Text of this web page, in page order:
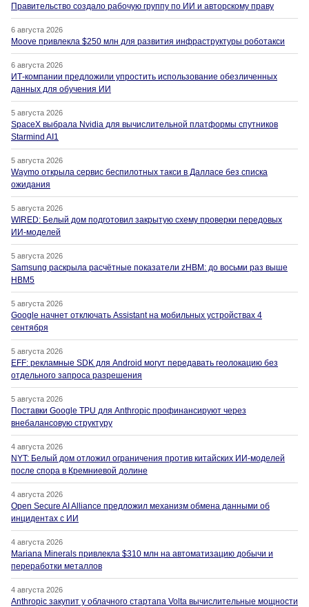
Правительство создало рабочую группу по ИИ и авторскому праву
6 августа 2026
Moove привлекла $250 млн для развития инфраструктуры роботакси
6 августа 2026
ИТ-компании предложили упростить использование обезличенных
данных для обучения ИИ
5 августа 2026
SpaceX выбрала Nvidia для вычислительной платформы спутников
Starmind AI1
5 августа 2026
Waymo открыла сервис беспилотных такси в Далласе без списка
ожидания
5 августа 2026
WIRED: Белый дом подготовил закрытую схему проверки передовых
ИИ-моделей
5 августа 2026
Samsung раскрыла расчётные показатели zHBM: до восьми раз выше
HBM5
5 августа 2026
Google начнет отключать Assistant на мобильных устройствах 4
сентября
5 августа 2026
EFF: рекламные SDK для Android могут передавать геолокацию без
отдельного запроса разрешения
5 августа 2026
Поставки Google TPU для Anthropic профинансируют через
внебалансовую структуру
4 августа 2026
NYT: Белый дом отложил ограничения против китайских ИИ-моделей
после спора в Кремниевой долине
4 августа 2026
Open Secure AI Alliance предложил механизм обмена данными об
инцидентах с ИИ
4 августа 2026
Mariana Minerals привлекла $310 млн на автоматизацию добычи и
переработки металлов
4 августа 2026
Anthropic закупит у облачного стартапа Volta вычислительные мощности